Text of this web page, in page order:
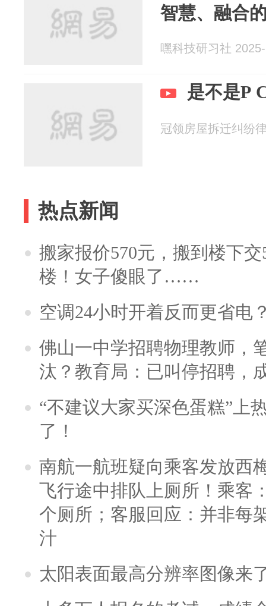
智慧、融合
嘿科技研习社
冠领房屋拆迁纠纷
热点新闻
搬家报价570元，搬到楼下
楼！女子傻眼了……
空调24小时开着反而更省电
佛山一中学招聘物理教师，
汰？教育局：已叫停招聘，
“不建议大家买深色蛋糕”上
了！
南航一航班疑向乘客发放西
飞行途中排队上厕所！乘客
个厕所；客服回应：并非每
汁
太阳表面最高分辨率图像来